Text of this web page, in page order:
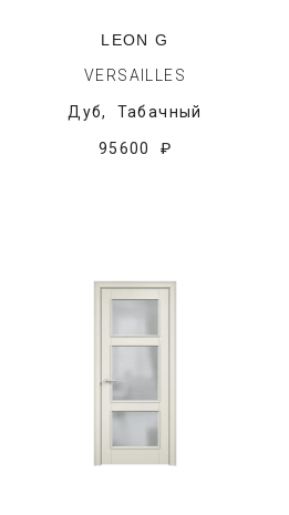
LEON G
VERSAILLES
Дуб, Табачный
95600 ₽